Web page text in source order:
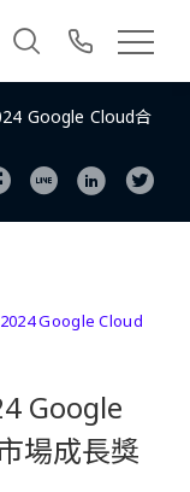
Google Cloud合
Google Cloud
Google
場成長獎